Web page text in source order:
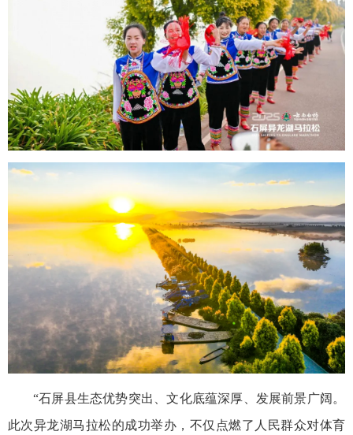
“石屏县生态优势突出、文化底蕴深厚、发展前景广阔。
此次异龙湖马拉松的成功举办，不仅点燃了人民群众对体育